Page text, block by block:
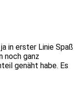
in erster Linie Spaß
noch ganz
genäht habe. Es